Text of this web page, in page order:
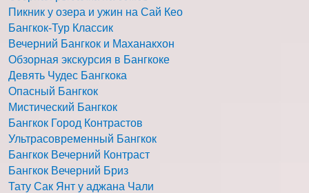
Пикник у озера и ужин на Сай Кео
Бангкок-Тур Классик
Вечерний Бангкок и Маханакхон
Обзорная экскурсия в Бангкоке
Девять Чудес Бангкока
Опасный Бангкок
Мистический Бангкок
Бангкок Город Контрастов
Ультрасовременный Бангкок
Бангкок Вечерний Контраст
Бангкок Вечерний Бриз
Тату Сак Янт у аджана Чали